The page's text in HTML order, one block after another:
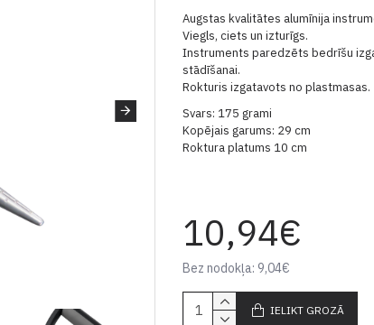
Augstas kvalitātes alumīnija
Viegls, ciets un izturīgs.
Instruments paredzēts bedrīšu
stādīšanai.
Rokturis izgatavots no plastmasas.
Svars: 175 grami
Kopējais garums: 29 cm
Roktura platums 10 cm
10,94€
Bez nodokļa: 9,04€
IELIKT GROZĀ